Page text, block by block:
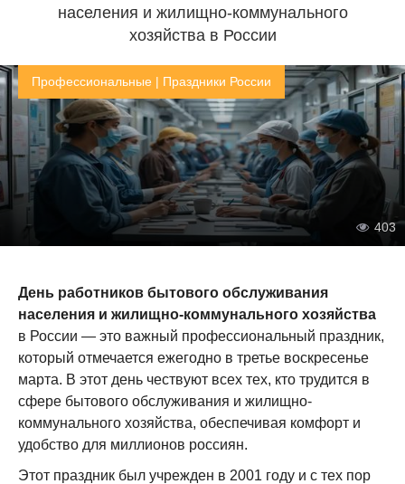
населения и жилищно-коммунального
хозяйства в России
Профессиональные | Праздники России
403
День работников бытового обслуживания
населения и жилищно-коммунального хозяйства
в России — это важный профессиональный праздник,
который отмечается ежегодно в третье воскресенье
марта. В этот день чествуют всех тех, кто трудится в
сфере бытового обслуживания и жилищно-
коммунального хозяйства, обеспечивая комфорт и
удобство для миллионов россиян.
Этот праздник был учрежден в 2001 году и с тех пор